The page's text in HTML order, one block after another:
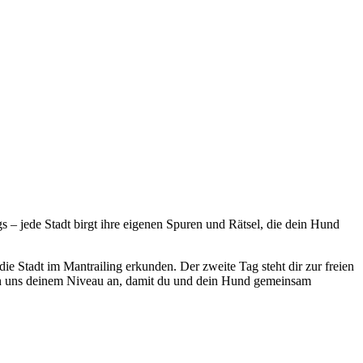
– jede Stadt birgt ihre eigenen Spuren und Rätsel, die dein Hund
Stadt im Mantrailing erkunden. Der zweite Tag steht dir zur freien
deinem Niveau an, damit du und dein Hund gemeinsam